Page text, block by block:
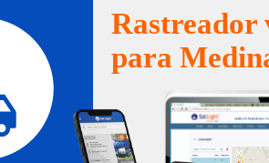
Rastreador
para